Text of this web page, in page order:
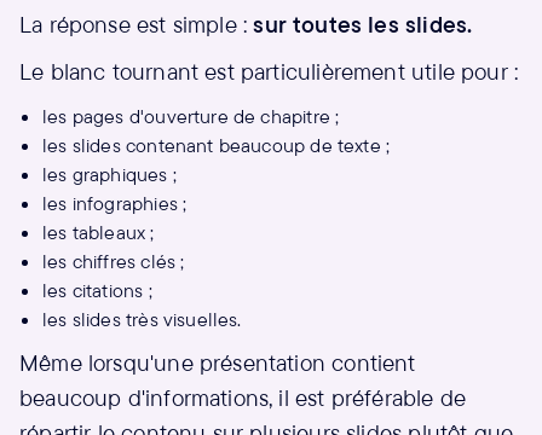
La réponse est simple :sur toutes les slides.
Le blanc tournant est particulièrement utile pour :
les pages d'ouverture de chapitre ;
les slides contenant beaucoup de texte ;
les graphiques ;
les infographies ;
les tableaux ;
les chiffres clés ;
les citations ;
les slides très visuelles.
Même lorsqu'une présentation contient
beaucoup d'informations, il est préférable de